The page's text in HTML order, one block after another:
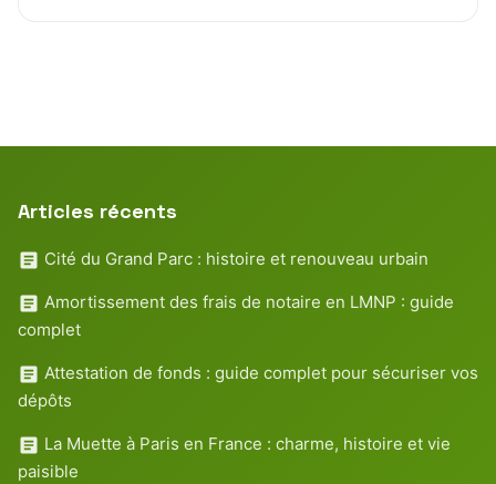
Articles récents
Cité du Grand Parc : histoire et renouveau urbain
Amortissement des frais de notaire en LMNP : guide
complet
Attestation de fonds : guide complet pour sécuriser vos
dépôts
La Muette à Paris en France : charme, histoire et vie
paisible